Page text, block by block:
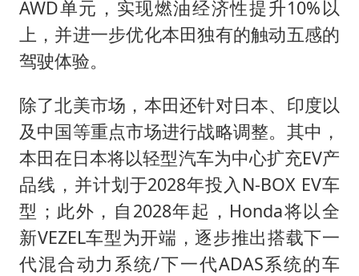
AWD单元，实现燃油经济性提升10%以
上，并进一步优化本田独有的触动五感的
驾驶体验。
除了北美市场，本田还针对日本、印度以
及中国等重点市场进行战略调整。其中，
本田在日本将以轻型汽车为中心扩充EV产
品线，并计划于2028年投入N-BOX EV车
型；此外，自2028年起，Honda将以全
新VEZEL车型为开端，逐步推出搭载下一
代混合动力系统/下一代ADAS系统的车